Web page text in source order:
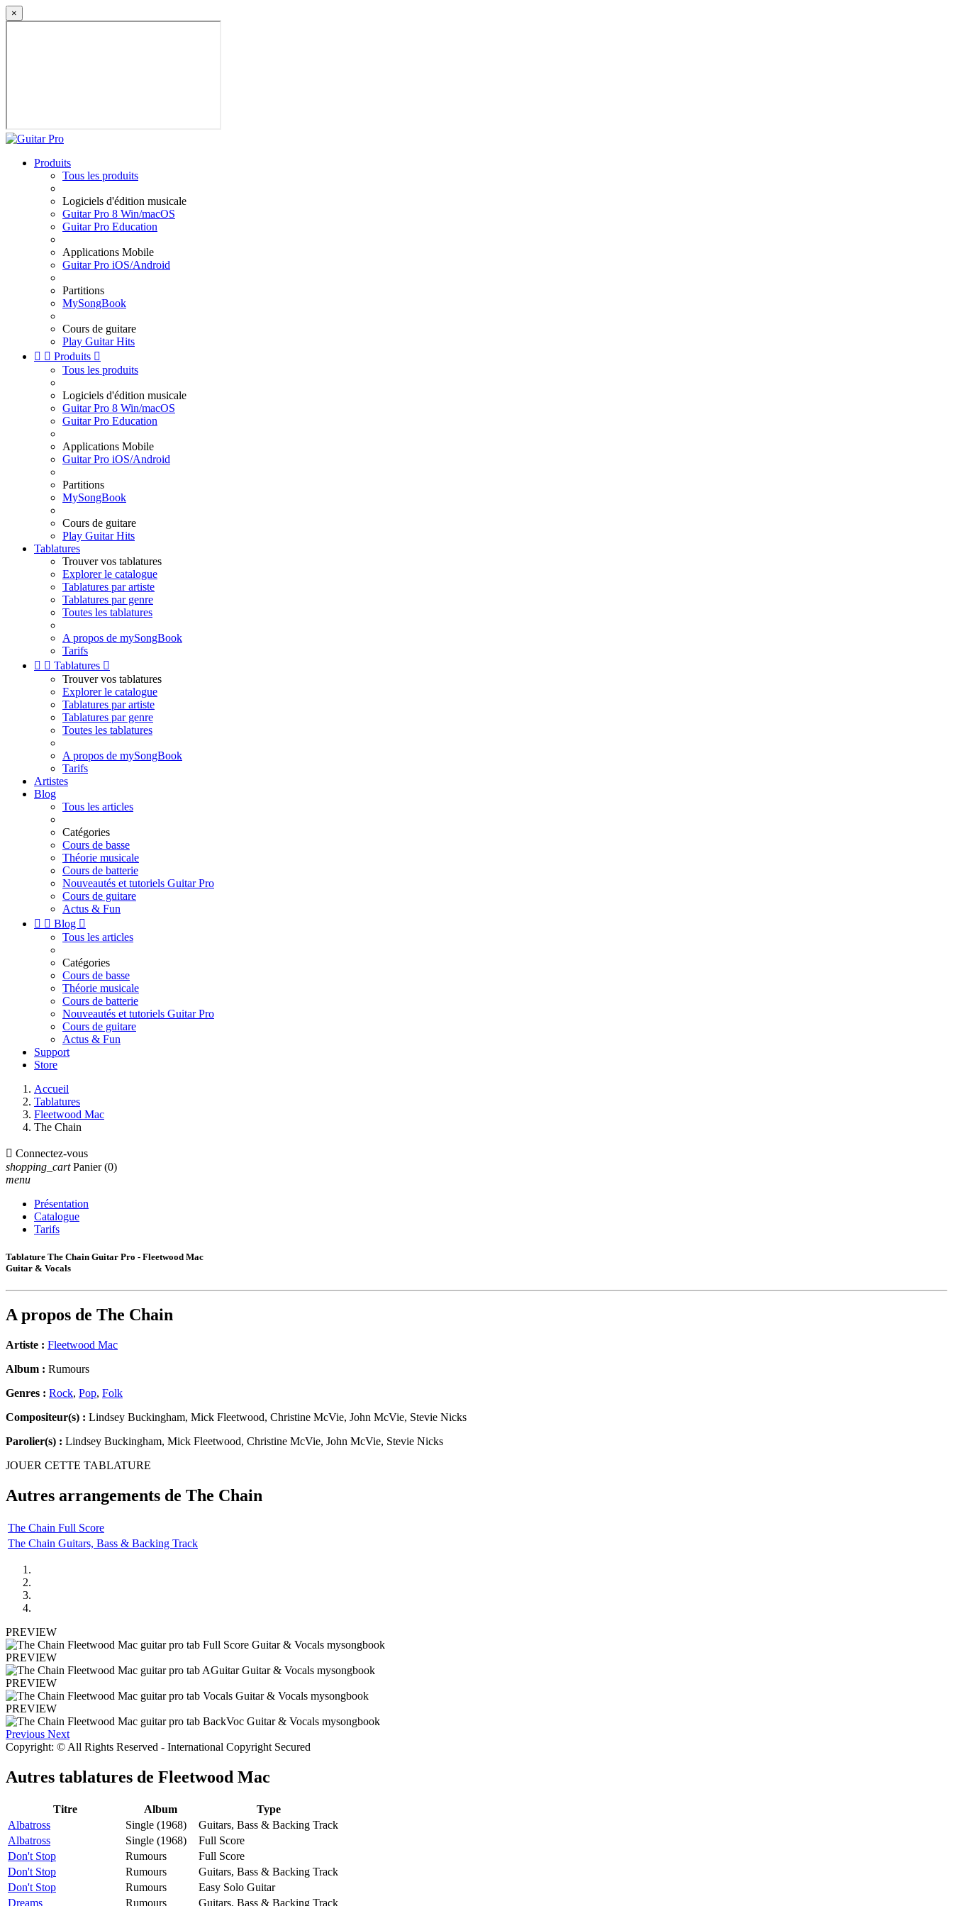
×
Produits
Tous les produits
Logiciels d'édition musicale
Guitar Pro 8 Win/macOS
Guitar Pro Education
Applications Mobile
Guitar Pro iOS/Android
Partitions
MySongBook
Cours de guitare
Play Guitar Hits
  Produits 
Tous les produits
Logiciels d'édition musicale
Guitar Pro 8 Win/macOS
Guitar Pro Education
Applications Mobile
Guitar Pro iOS/Android
Partitions
MySongBook
Cours de guitare
Play Guitar Hits
Tablatures
Trouver vos tablatures
Explorer le catalogue
Tablatures par artiste
Tablatures par genre
Toutes les tablatures
A propos de mySongBook
Tarifs
  Tablatures 
Trouver vos tablatures
Explorer le catalogue
Tablatures par artiste
Tablatures par genre
Toutes les tablatures
A propos de mySongBook
Tarifs
Artistes
Blog
Tous les articles
Catégories
Cours de basse
Théorie musicale
Cours de batterie
Nouveautés et tutoriels Guitar Pro
Cours de guitare
Actus & Fun
  Blog 
Tous les articles
Catégories
Cours de basse
Théorie musicale
Cours de batterie
Nouveautés et tutoriels Guitar Pro
Cours de guitare
Actus & Fun
Support
Store
Accueil
Tablatures
Fleetwood Mac
The Chain
 Connectez-vous
shopping_cart Panier (0)
menu
Présentation
Catalogue
Tarifs
Tablature The Chain Guitar Pro - Fleetwood Mac
Guitar & Vocals
A propos de The Chain
Artiste : Fleetwood Mac
Album : Rumours
Genres : Rock, Pop, Folk
Compositeur(s) : Lindsey Buckingham, Mick Fleetwood, Christine McVie, John McVie, Stevie Nicks
Parolier(s) : Lindsey Buckingham, Mick Fleetwood, Christine McVie, John McVie, Stevie Nicks
JOUER CETTE TABLATURE
Autres arrangements de The Chain
The Chain Full Score
The Chain Guitars, Bass & Backing Track
PREVIEW
PREVIEW
PREVIEW
PREVIEW
Previous Next
Copyright: © All Rights Reserved - International Copyright Secured
Autres tablatures de Fleetwood Mac
Titre Album
Type
Albatross
Single (1968)
Guitars, Bass & Backing Track
Albatross
Single (1968)
Full Score
Don't Stop
Rumours
Full Score
Don't Stop
Rumours
Guitars, Bass & Backing Track
Don't Stop
Rumours
Easy Solo Guitar
Dreams
Rumours
Guitars, Bass & Backing Track